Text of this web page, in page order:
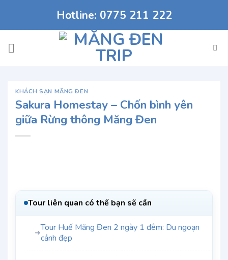
nội
dung
Hotline: 0775 211 222
KHÁCH SẠN MĂNG ĐEN
Sakura Homestay – Chốn bình yên
giữa Rừng thông Măng Đen
Tour liên quan có thể bạn sẽ cần
➜Tour Huế Măng Đen 2 ngày 1 đêm: Du ngoạn
cảnh đẹp